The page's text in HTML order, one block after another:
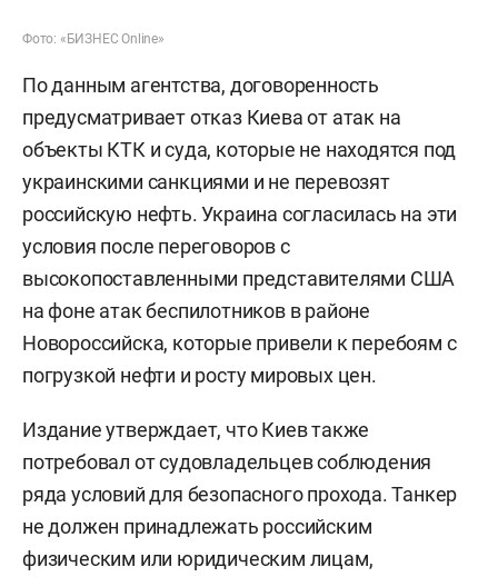
Фото: «БИЗНЕС Online»
По данным агентства, договоренность
предусматривает отказ Киева от атак на
объекты КТК и суда, которые не находятся под
украинскими санкциями и не перевозят
российскую нефть. Украина согласилась на эти
условия после переговоров с
высокопоставленными представителями США
на фоне атак беспилотников в районе
Новороссийска, которые привели к перебоям с
погрузкой нефти и росту мировых цен.
Издание утверждает, что Киев также
потребовал от судовладельцев соблюдения
ряда условий для безопасного прохода. Танкер
не должен принадлежать российским
физическим или юридическим лицам,